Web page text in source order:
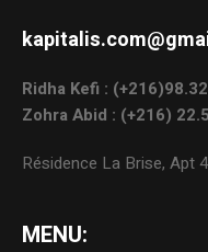
Ridha Kefi :
Zohra Abid : (+216)
Résidence La Brise, Apt
MENU: